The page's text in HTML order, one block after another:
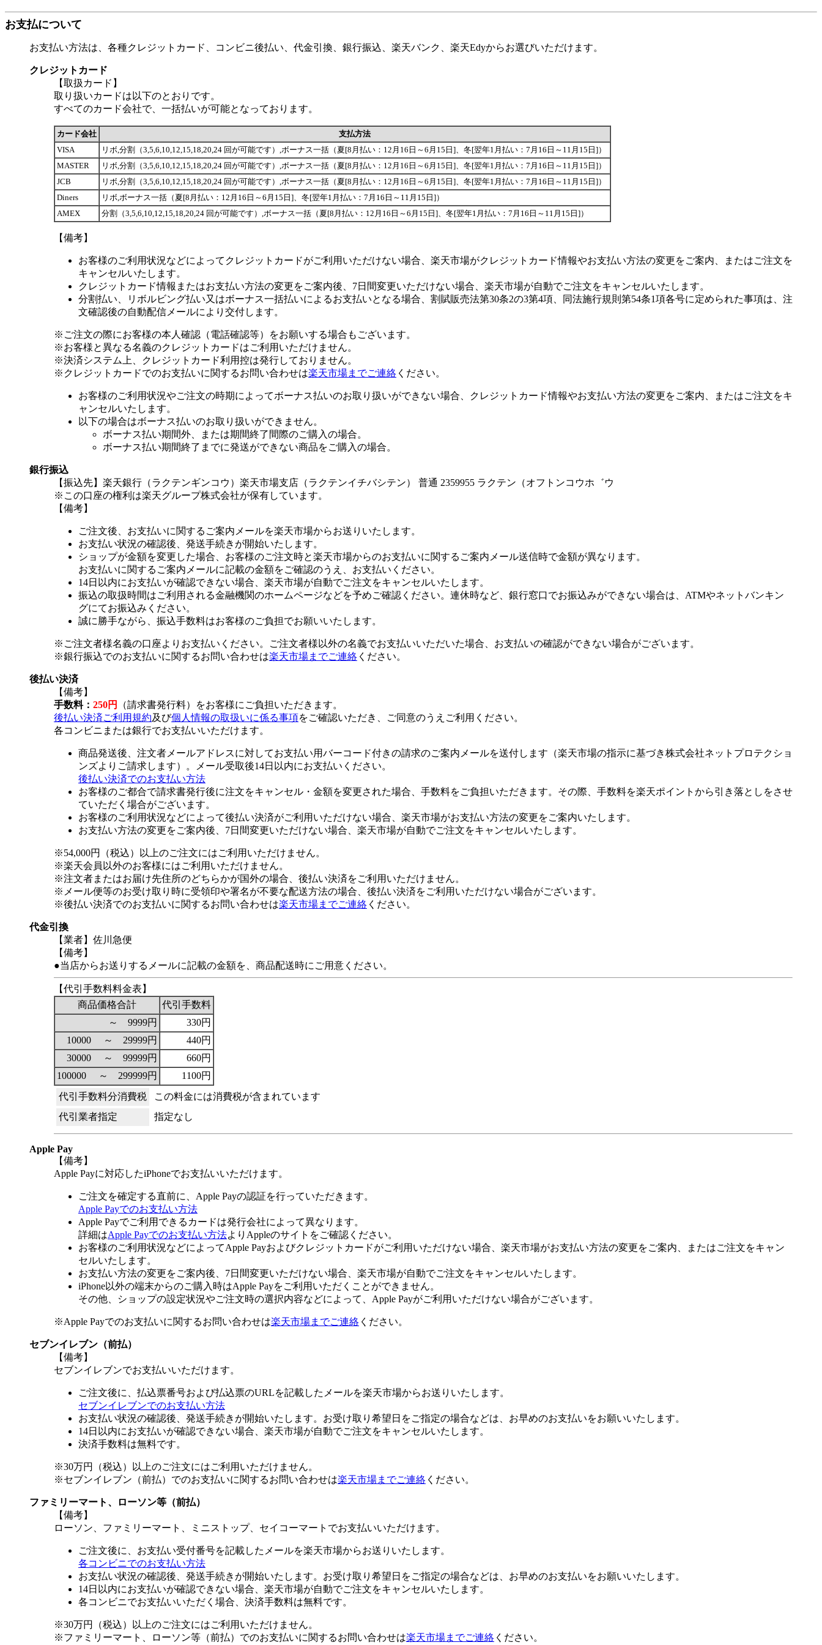
お支払について
お支払い方法は、各種クレジットカード、コンビニ後払い、代金引換、銀行振込、楽天バンク、楽天Edyからお選びいただけます。
クレジットカード
【取扱カード】
取り扱いカードは以下のとおりです。
すべてのカード会社で、一括払いが可能となっております。
カード会社
支払方法
VISA
リボ,分割（3,5,6,10,12,15,18,20,24 回が可能です）,ボーナス一括（夏[8月払い：12月16日～6月15日]、冬[翌年1月払い：7月16日～11月15日]）
MASTER
リボ,分割（3,5,6,10,12,15,18,20,24 回が可能です）,ボーナス一括（夏[8月払い：12月16日～6月15日]、冬[翌年1月払い：7月16日～11月15日]）
JCB
リボ,分割（3,5,6,10,12,15,18,20,24 回が可能です）,ボーナス一括（夏[8月払い：12月16日～6月15日]、冬[翌年1月払い：7月16日～11月15日]）
Diners
リボ,ボーナス一括（夏[8月払い：12月16日～6月15日]、冬[翌年1月払い：7月16日～11月15日]）
AMEX
分割（3,5,6,10,12,15,18,20,24 回が可能です）,ボーナス一括（夏[8月払い：12月16日～6月15日]、冬[翌年1月払い：7月16日～11月15日]）
【備考】
お客様のご利用状況などによってクレジットカードがご利用いただけない場合、楽天市場がクレジットカード情報やお支払い方法の変更をご案内、またはご注文を
キャンセルいたします。
クレジットカード情報またはお支払い方法の変更をご案内後、7日間変更いただけない場合、楽天市場が自動でご注文をキャンセルいたします。
分割払い、リボルビング払い又はボーナス一括払いによるお支払いとなる場合、割賦販売法第30条2の3第4項、同法施行規則第54条1項各号に定められた事項は、注
文確認後の自動配信メールにより交付します。
※ご注文の際にお客様の本人確認（電話確認等）をお願いする場合もございます。
※お客様と異なる名義のクレジットカードはご利用いただけません。
※決済システム上、クレジットカード利用控は発行しておりません。
※クレジットカードでのお支払いに関するお問い合わせは楽天市場までご連絡 ください。
お客様のご利用状況やご注文の時期によってボーナス払いのお取り扱いができない場合、クレジットカード情報やお支払い方法の変更をご案内、またはご注文をキ
ャンセルいたします。
以下の場合はボーナス払いのお取り扱いができません。
ボーナス払い期間外、または期間終了間際のご購入の場合。
ボーナス払い期間終了までに発送ができない商品をご購入の場合。
銀行振込
【振込先】楽天銀行（ラクテンギンコウ）楽天市場支店（ラクテンイチバシテン） 普通 2359955 ラクテン（オフトンコウホ゛ウ
※この口座の権利は楽天グループ株式会社が保有しています。
【備考】
ご注文後、お支払いに関するご案内メールを楽天市場からお送りいたします。
お支払い状況の確認後、発送手続きが開始いたします。
ショップが金額を変更した場合、お客様のご注文時と楽天市場からのお支払いに関するご案内メール送信時で金額が異なります。
お支払いに関するご案内メールに記載の金額をご確認のうえ、お支払いください。
14日以内にお支払いが確認できない場合、楽天市場が自動でご注文をキャンセルいたします。
振込の取扱時間はご利用される金融機関のホームページなどを予めご確認ください。連休時など、銀行窓口でお振込みができない場合は、ATMやネットバンキン
グにてお振込みください。
誠に勝手ながら、振込手数料はお客様のご負担でお願いいたします。
※ご注文者様名義の口座よりお支払いください。ご注文者様以外の名義でお支払いいただいた場合、お支払いの確認ができない場合がございます。
※銀行振込でのお支払いに関するお問い合わせは楽天市場までご連絡 ください。
後払い決済
【備考】
手数料： 250円
（請求書発行料）をお客様にご負担いただきます。
後払い決済ご利用規約及び個人情報の取扱いに係る事項をご確認いただき、ご同意のうえご利用ください。
各コンビニまたは銀行でお支払いいただけます。
商品発送後、注文者メールアドレスに対してお支払い用バーコード付きの請求のご案内メールを送付します（楽天市場の指示に基づき株式会社ネットプロテクショ
ンズよりご請求します）。メール受取後14日以内にお支払いください。
後払い決済でのお支払い方法
お客様のご都合で請求書発行後に注文をキャンセル・金額を変更された場合、手数料をご負担いただきます。その際、手数料を楽天ポイントから引き落としをさせ
ていただく場合がございます。
お客様のご利用状況などによって後払い決済がご利用いただけない場合、楽天市場がお支払い方法の変更をご案内いたします。
お支払い方法の変更をご案内後、7日間変更いただけない場合、楽天市場が自動でご注文をキャンセルいたします。
※54,000円（税込）以上のご注文にはご利用いただけません。
※楽天会員以外のお客様にはご利用いただけません。
※注文者またはお届け先住所のどちらかが国外の場合、後払い決済をご利用いただけません。
※メール便等のお受け取り時に受領印や署名が不要な配送方法の場合、後払い決済をご利用いただけない場合がございます。
※後払い決済でのお支払いに関するお問い合わせは楽天市場までご連絡 ください。
代金引換
【業者】佐川急便
【備考】
●当店からお送りするメールに記載の金額を、商品配送時にご用意ください。
【代引手数料料金表】
商品価格合計
代引手数料
～ 9999円
330円
10000 ～ 29999円
440円
30000 ～ 99999円
660円
100000 ～ 299999円
1100円
代引手数料分消費税
この料金には消費税が含まれています
代引業者指定
指定なし
Apple Pay
【備考】
Apple Payに対応したiPhoneでお支払いいただけます。
ご注文を確定する直前に、Apple Payの認証を行っていただきます。
Apple Payでのお支払い方法
Apple Payでご利用できるカードは発行会社によって異なります。
詳細はApple Payでのお支払い方法よりAppleのサイトをご確認ください。
お客様のご利用状況などによってApple Payおよびクレジットカードがご利用いただけない場合、楽天市場がお支払い方法の変更をご案内、またはご注文をキャン
セルいたします。
お支払い方法の変更をご案内後、7日間変更いただけない場合、楽天市場が自動でご注文をキャンセルいたします。
iPhone以外の端末からのご購入時はApple Payをご利用いただくことができません。
その他、ショップの設定状況やご注文時の選択内容などによって、Apple Payがご利用いただけない場合がございます。
※Apple Payでのお支払いに関するお問い合わせは楽天市場までご連絡 ください。
セブンイレブン（前払）
【備考】
セブンイレブンでお支払いいただけます。
ご注文後に、払込票番号および払込票のURLを記載したメールを楽天市場からお送りいたします。
セブンイレブンでのお支払い方法
お支払い状況の確認後、発送手続きが開始いたします。お受け取り希望日をご指定の場合などは、お早めのお支払いをお願いいたします。
14日以内にお支払いが確認できない場合、楽天市場が自動でご注文をキャンセルいたします。
決済手数料は無料です。
※30万円（税込）以上のご注文にはご利用いただけません。
※セブンイレブン（前払）でのお支払いに関するお問い合わせは楽天市場までご連絡 ください。
ファミリーマート、ローソン等（前払）
【備考】
ローソン、ファミリーマート、ミニストップ、セイコーマートでお支払いいただけます。
ご注文後に、お支払い受付番号を記載したメールを楽天市場からお送りいたします。
各コンビニでのお支払い方法
お支払い状況の確認後、発送手続きが開始いたします。お受け取り希望日をご指定の場合などは、お早めのお支払いをお願いいたします。
14日以内にお支払いが確認できない場合、楽天市場が自動でご注文をキャンセルいたします。
各コンビニでお支払いいただく場合、決済手数料は無料です。
※30万円（税込）以上のご注文にはご利用いただけません。
※ファミリーマート、ローソン等（前払）でのお支払いに関するお問い合わせは楽天市場までご連絡 ください。